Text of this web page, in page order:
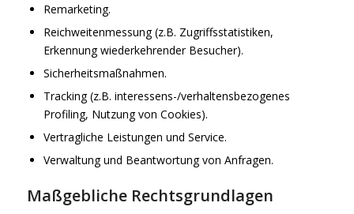
Remarketing.
Reichweitenmessung (z.B. Zugriffsstatistiken,
Erkennung wiederkehrender Besucher).
Sicherheitsmaßnahmen.
Tracking (z.B. interessens-/verhaltensbezogenes
Profiling, Nutzung von Cookies).
Vertragliche Leistungen und Service.
Verwaltung und Beantwortung von Anfragen.
Maßgebliche Rechtsgrundlagen